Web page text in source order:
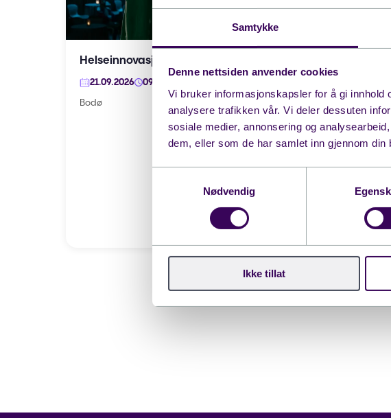
Samtykke
Denne nettsiden anvender cookies
Vi bruker informasjonskapsler for å gi
analysere trafikken vår. Vi deler dessuten
sosiale medier, annonsering og
dem, eller som de har samlet inn gjennom din
Nødvendig
Ikke tillat
Helseinnovasjonsuka 2026
21.09.2026 09:00
Bodø